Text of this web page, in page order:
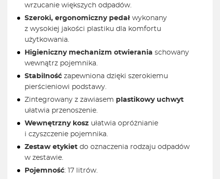
wrzucanie większych odpadów.
Szeroki, ergonomiczny pedał wykonany
z wysokiej jakości plastiku dla komfortu
użytkowania.
Higieniczny mechanizm otwierania schowany
wewnątrz pojemnika.
Stabilność zapewniona dzięki szerokiemu
pierścieniowi podstawy.
Zintegrowany z zawiasem plastikowy uchwyt
ułatwia przenoszenie.
Wewnętrzny kosz ułatwia opróżnianie
i czyszczenie pojemnika.
Zestaw etykiet do oznaczenia rodzaju odpadów
w zestawie.
Pojemność: 17 litrów.